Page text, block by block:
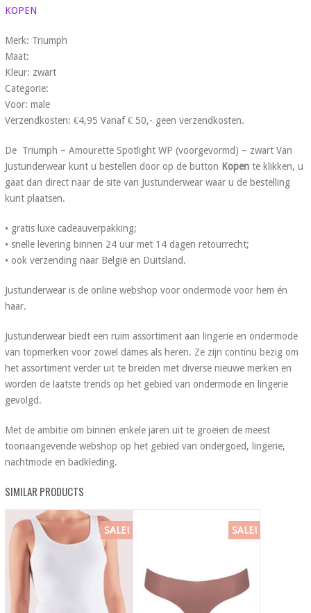
KOPEN
Merk: Triumph
Maat:
Kleur: zwart
Categorie:
Voor: male
Verzendkosten: €4,95 Vanaf € 50,- geen verzendkosten.
De Triumph – Amourette Spotlight WP (voorgevormd) – zwart Van
Justunderwear kunt u bestellen door op de button Kopente klikken, u
gaat dan direct naar de site van Justunderwear waar u de bestelling
kunt plaatsen.
• gratis luxe cadeauverpakking;
• snelle levering binnen 24 uur met 14 dagen retourrecht;
• ook verzending naar België en Duitsland.
Justunderwear is de online webshop voor ondermode voor hem én
haar.
Justunderwear biedt een ruim assortiment aan lingerie en ondermode
van topmerken voor zowel dames als heren. Ze zijn continu bezig om
het assortiment verder uit te breiden met diverse nieuwe merken en
worden de laatste trends op het gebied van ondermode en lingerie
gevolgd.
Met de ambitie om binnen enkele jaren uit te groeien de meest
toonaangevende webshop op het gebied van ondergoed, lingerie,
nachtmode en badkleding.
SIMILAR PRODUCTS
SALE! SALE!